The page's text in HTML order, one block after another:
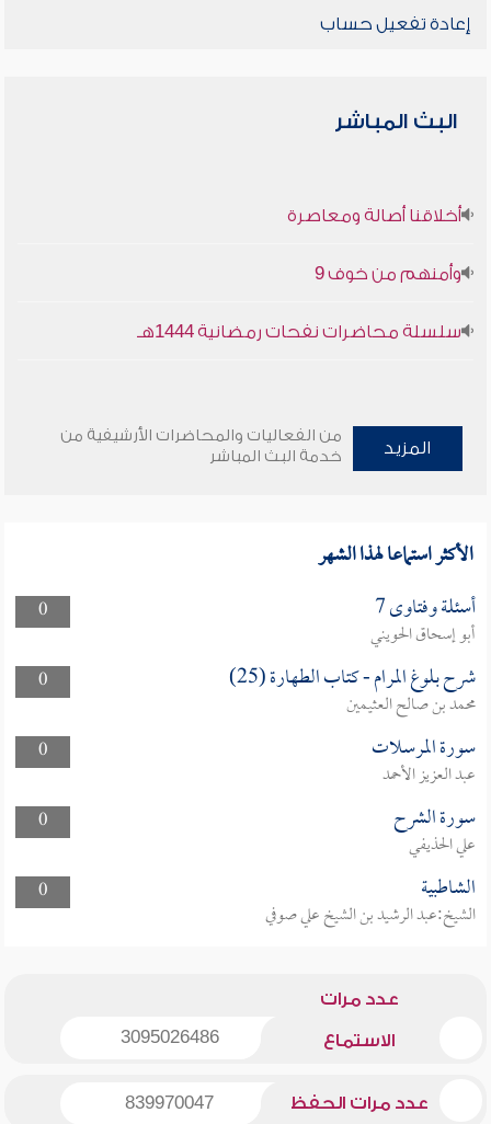
إعادة تفعيل حساب
البث المباشر
أخلاقنا أصالة ومعاصرة
وأمنهم من خوف 9
سلسلة محاضرات نفحات رمضانية 1444هـ
المزيد
من الفعاليات والمحاضرات الأرشيفية من
خدمة البث المباشر
الأكثر استماعا لهذا الشهر
0 أسئلة وفتاوى 7
أبو إسحاق الحويني
0
شرح بلوغ المرام - كتاب الطهارة (25)
محمد بن صالح العثيمين
0
سورة المرسلات
عبد العزيز الأحمد
0
سورة الشرح
علي الحذيفي
0
الشاطبية
الشيخ:عبد الرشيد بن الشيخ علي صوفي
عدد مرات
الاستماع 3095026486
عدد مرات الحفظ 839970047